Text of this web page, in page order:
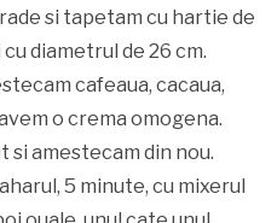
si tapetam cu hartie de
diametrul de 26 cm.
cafeaua, cacaua,
o crema omogena.
si amestecam din nou.
5 minute, cu mixerul